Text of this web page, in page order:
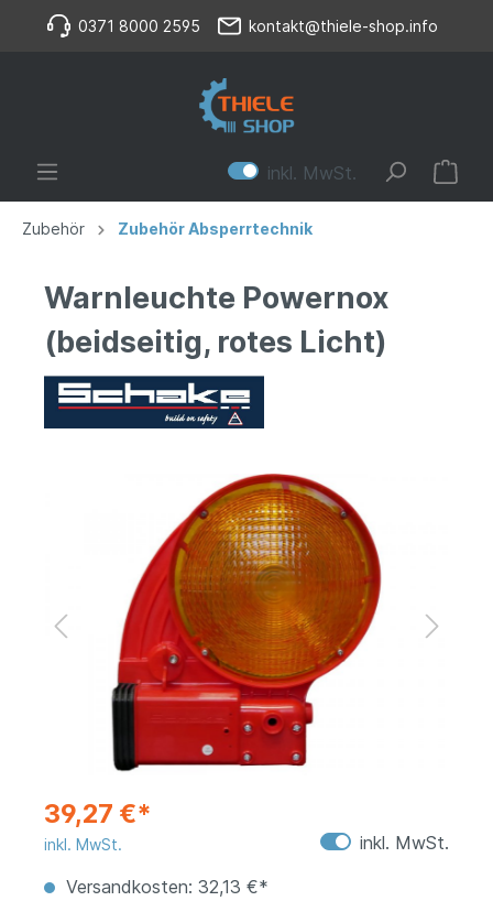
0371 8000 2595 kontakt@thiele-shop.info
inkl. MwSt.
Zubehör Zubehör Absperrtechnik
Warnleuchte Powernox
(beidseitig, rotes Licht)
39,27 €*
inkl. MwSt.
inkl. MwSt.
Versandkosten: 32,13 €*